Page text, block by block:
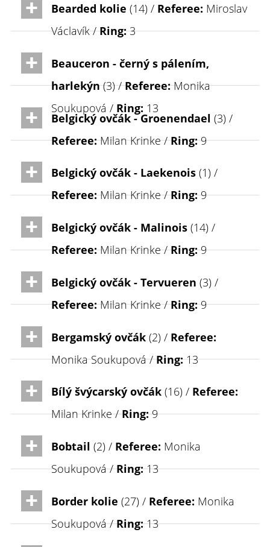
Bearded kolie (14) / Referee: Miroslav
Václavík /Ring:3
Beauceron - černý s pálením,
harlekýn(3) /Referee:Monika
Soukupová / Ring: 13
Belgický ovčák - Groenendael (3) /
Referee:Milan Krinke /Ring:9
Belgický ovčák - Laekenois (1) /
Referee:Milan Krinke /Ring:9
Belgický ovčák - Malinois (14) /
Referee:Milan Krinke /Ring:9
Belgický ovčák - Tervueren (3) /
Referee:Milan Krinke /Ring:9
Bergamský ovčák (2) / Referee:
Monika Soukupová /Ring:13
Bílý švýcarský ovčák (16) / Referee:
Milan Krinke /Ring:9
Bobtail (2) / Referee: Monika
Soukupová /Ring:13
Border kolie (27) / Referee: Monika
Soukupová /Ring:13